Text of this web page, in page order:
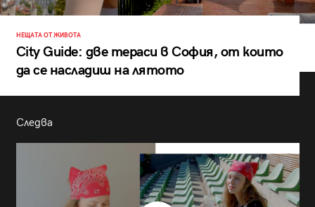
НЕЩАТА ОТ ЖИВОТА
City Guide: две тераси в София, от които
да се насладиш на лятото
Следва